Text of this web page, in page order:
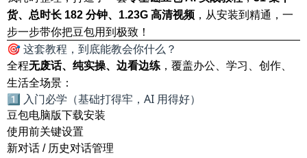
货、总时长 182 分钟、1.23G 高清视频 ，从安装到精通，一
步一步带你把豆包用到极致！
🎯 这套教程，到底能教会你什么？
全程无废话、纯实操、边看边练 ，覆盖办公、学习、创作、
生活全场景：
1️⃣ 入门必学（基础打得牢，AI 用得好）
豆包电脑版下载安装
使用前关键设置
新对话 / 历史对话管理